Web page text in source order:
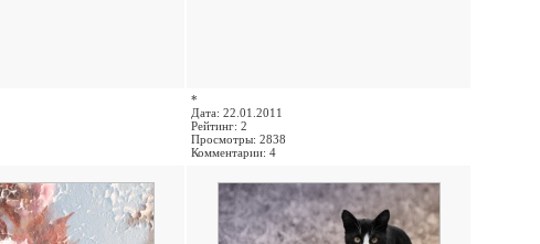
*
Дата: 22.01.2011
Рейтинг: 2
Просмотры: 2838
Комментарии: 4